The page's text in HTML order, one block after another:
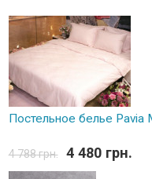
Постельное белье Pavia
4 788 грн. 4 480 грн.